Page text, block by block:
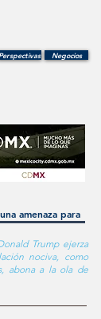
Negocios
Perspectivas
amenaza para
Trump ejerza
nociva, como
abona a la ola de